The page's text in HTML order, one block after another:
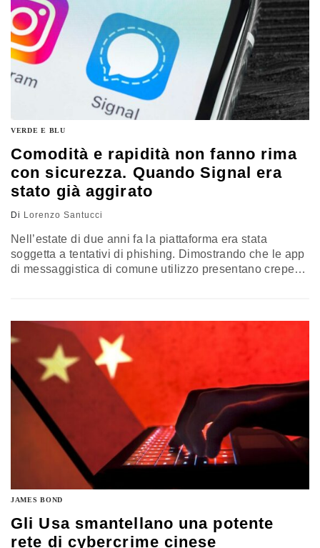
VERDE E BLU
Comodità e rapidità non fanno rima
con sicurezza. Quando Signal era
stato già aggirato
Di Lorenzo Santucci
Nell’estate di due anni fa la piattaforma era stata
soggetta a tentativi di phishing. Dimostrando che le app
di messaggistica di comune utilizzo presentano crepe
JAMES BOND
Gli Usa smantellano una potente
rete di cybercrime cinese